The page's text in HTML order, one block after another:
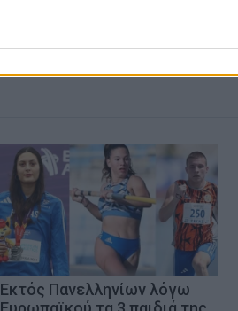
Εκτός Πανελληνίων λόγω